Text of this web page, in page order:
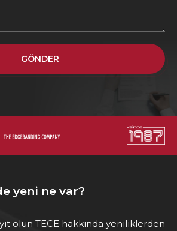
GÖNDER
yeni ne var?
olun TECE hakkında yeniliklerden